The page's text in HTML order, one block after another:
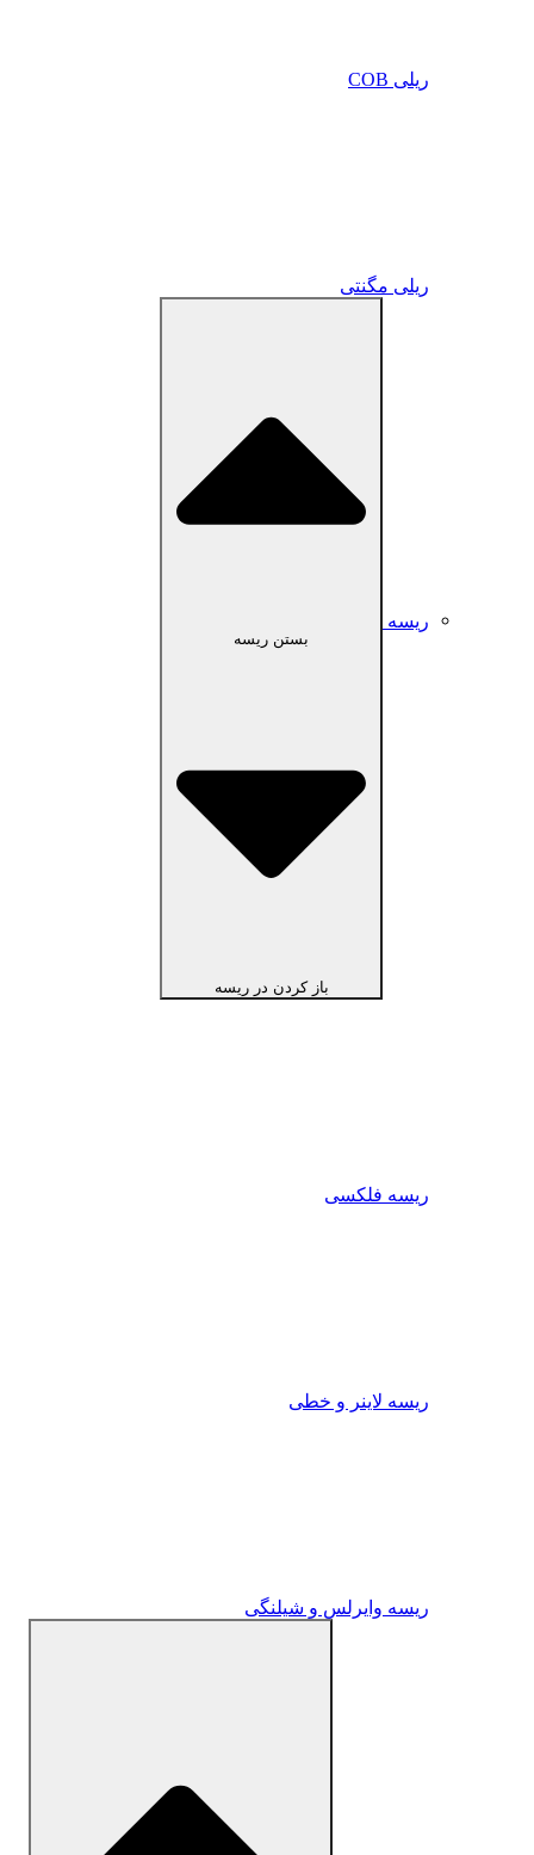
ریلی COB
ریلی مگنتی
ریسه
بستن ریسه
باز کردن در ریسه
ریسه فلکسی
ریسه لاینر و خطی
ریسه وایرلس و شیلنگی